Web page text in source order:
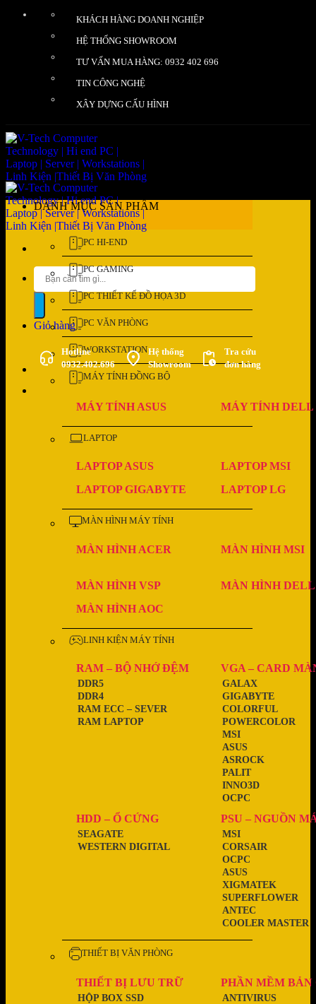
KHÁCH HÀNG DOANH NGHIỆP
HỆ THỐNG SHOWROOM
TƯ VẤN MUA HÀNG: 0932 402 696
TIN CÔNG NGHỆ
XÂY DỰNG CẤU HÌNH
Tìm
kiếm:
Giỏ hàng
Hotline
0932.402.696
Hệ thống
Showroom
Tra cứu
đơn hàng
DANH MỤC SẢN PHẨM
PC HI-END
PC GAMING
PC THIẾT KẾ ĐỒ HỌA 3D
PC VĂN PHÒNG
WORKSTATION
MÁY TÍNH ĐỒNG BỘ
MÁY TÍNH ASUS MÁY TÍNH DELL
LAPTOP
LAPTOP ASUS
LAPTOP MSI
LAPTOP GIGABYTE
LAPTOP LG
MÀN HÌNH MÁY TÍNH
MÀN HÌNH ACER MÀN HÌNH MSI
MÀN HÌNH VSP
MÀN HÌNH DELL
MÀN HÌNH AOC
LINH KIỆN MÁY TÍNH
RAM – BỘ NHỚ ĐỆM
RAM LAPTOP
RAM ECC – SEVER
DDR4
DDR5
VGA – CARD
OCPC
INNO3D
PALIT
ASROCK
ASUS
MSI
POWERCOLOR
COLORFUL
GIGABYTE
GALAX
HDD – Ổ CỨNG
WESTERN DIGITAL
SEAGATE
PSU – NGUỒN
COOLER MASTER
ANTEC
SUPERFLOWER
XIGMATEK
ASUS
OCPC
CORSAIR
MSI
THIẾT BỊ VĂN PHÒNG
THIẾT BỊ LƯU TRỮ
HỘP BOX SSD
PHẦN MỀM BẢN
ANTIVIRUS